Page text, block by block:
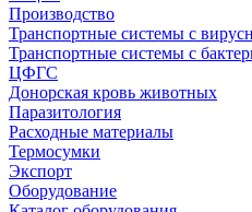
Производство
Транспортные системы с
Транспортные системы с
ЦФГС
Донорская кровь животных
Паразитология
Расходные материалы
Термосумки
Экспорт
Оборудование